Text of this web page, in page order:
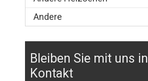
Andere
Bleiben Sie mit uns in
Kontakt